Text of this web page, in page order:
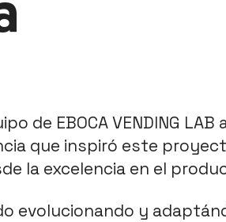
de EBOCA VENDING
que inspiró este
la excelencia en el
evolucionando y